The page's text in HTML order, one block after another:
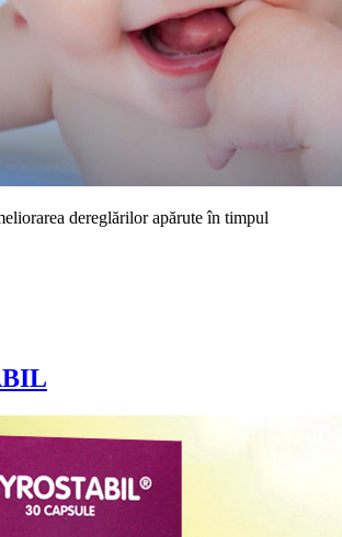
dereglărilor apărute în timpul